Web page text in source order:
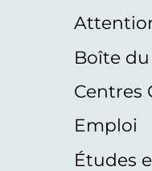
Boîte
Centres
Emploi
Études